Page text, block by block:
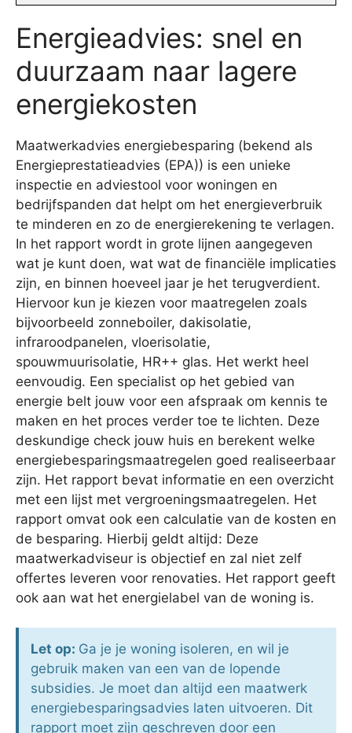
Energieadvies: snel en
duurzaam naar lagere
energiekosten
Maatwerkadvies energiebesparing (bekend als
Energieprestatieadvies (EPA)) is een unieke
inspectie en adviestool voor woningen en
bedrijfspanden dat helpt om het energieverbruik
te minderen en zo de energierekening te verlagen.
In het rapport wordt in grote lijnen aangegeven
wat je kunt doen, wat wat de financiële implicaties
zijn, en binnen hoeveel jaar je het terugverdient.
Hiervoor kun je kiezen voor maatregelen zoals
bijvoorbeeld zonneboiler, dakisolatie,
infraroodpanelen, vloerisolatie,
spouwmuurisolatie, HR++ glas. Het werkt heel
eenvoudig. Een specialist op het gebied van
energie belt jouw voor een afspraak om kennis te
maken en het proces verder toe te lichten. Deze
deskundige check jouw huis en berekent welke
energiebesparingsmaatregelen goed realiseerbaar
zijn. Het rapport bevat informatie en een overzicht
met een lijst met vergroeningsmaatregelen. Het
rapport omvat ook een calculatie van de kosten en
de besparing. Hierbij geldt altijd: Deze
maatwerkadviseur is objectief en zal niet zelf
offertes leveren voor renovaties. Het rapport geeft
ook aan wat het energielabel van de woning is.
Let op: Ga je je woning isoleren, en wil je
gebruik maken van een van de lopende
subsidies. Je moet dan altijd een maatwerk
energiebesparingsadvies laten uitvoeren. Dit
rapport moet zijn geschreven door een